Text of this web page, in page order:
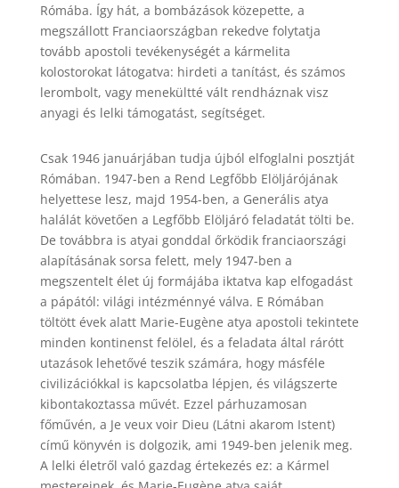
Rómába. Így hát, a bombázások közepette, a
megszállott Franciaországban rekedve folytatja
tovább apostoli tevékenységét a kármelita
kolostorokat látogatva: hirdeti a tanítást, és számos
lerombolt, vagy menekültté vált rendháznak visz
anyagi és lelki támogatást, segítséget.
Csak 1946 januárjában tudja újból elfoglalni posztját
Rómában. 1947-ben a Rend Legfőbb Elöljárójának
helyettese lesz, majd 1954-ben, a Generális atya
halálát követően a Legfőbb Elöljáró feladatát tölti be.
De továbbra is atyai gonddal őrködik franciaországi
alapításának sorsa felett, mely 1947-ben a
megszentelt élet új formájába iktatva kap elfogadást
a pápától: világi intézménnyé válva. E Rómában
töltött évek alatt Marie-Eugène atya apostoli tekintete
minden kontinenst felölel, és a feladata által rárótt
utazások lehetővé teszik számára, hogy másféle
civilizációkkal is kapcsolatba lépjen, és világszerte
kibontakoztassa művét. Ezzel párhuzamosan
főművén, a Je veux voir Dieu (Látni akarom Istent)
című könyvén is dolgozik, ami 1949-ben jelenik meg.
A lelki életről való gazdag értekezés ez: a Kármel